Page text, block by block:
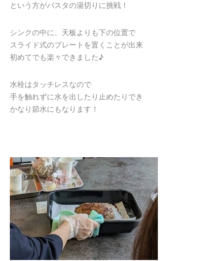
という方がパスタの湯切りに挑戦！
シンクの中に、天板よりも下の位置で
スライド式のプレートを置くことが出来
初めてでも楽々できました♪
水栓はタッチレスなので
手を触れずに水を出したり止めたりでき
かなり節水にもなります！